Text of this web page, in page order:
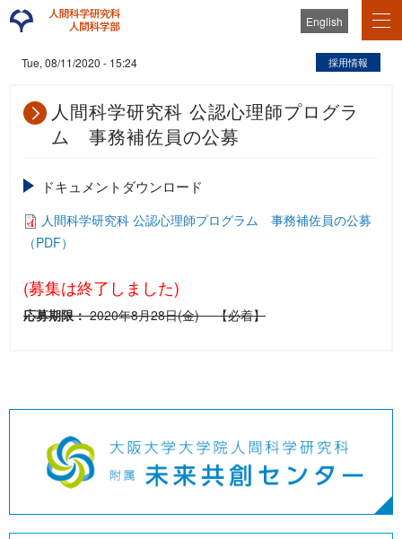
English
Tue, 08/11/2020 - 15:24 採用情報
人間科学研究科 公認心理師プログラ
ム 事務補佐員の公募
ドキュメントダウンロード
人間科学研究科 公認心理師プログラム 事務補佐員の公募
（PDF）
(募集は終了しました)
応募期限：2020年8月28日(金) 【必着】